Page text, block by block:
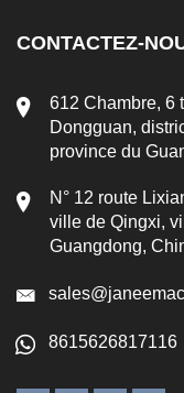
CONTACTEZ-
612 Chambre, 6
Dongguan,
province du
N° 12 route
ville de Qingxi,
Guangdong,
8615626817116